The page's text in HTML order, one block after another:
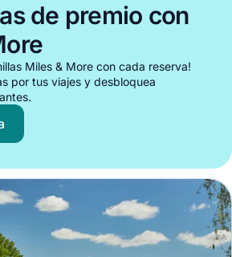
de premio con
Miles & More con cada reserva!
por tus viajes y desbloquea